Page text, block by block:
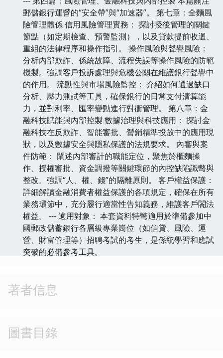
郵儲銀行運營的“安全帶”與“加速器”。 第七章：全麵風
險管理體係 信用風險管理實務： 探討授後管理的關鍵
節點（如定期檢查、預警監測），以及貸款提前收迴、
重組的法律程序和操作指引。 操作風險與聲譽風險：
分析內部欺詐、係統故障、流程失誤等操作風險的防範
機製。強調客戶投訴處理與危機公關在維護銀行聲譽中
的作用。 流動性與市場風險監控： 介紹如何通過缺口
分析、壓力測試等工具，確保銀行的日常支付清算能
力，並對利率、匯率變動進行對衝管理。 第八章：金
融科技賦能與內部控製 數據治理與科技應用： 探討金
融科技在反欺詐、智能審批、營銷精準投放中的應用現
狀，以及數據安全與隱私保護的法規要求。 內審與案
件防範： 闡述內部審計的職能定位，聚焦於櫃麵操
作、授權審批、資金調撥等關鍵環節的內控缺陷識彆與
整改。強調“人、權、錢”的隔離原則。 客戶權益保護：
詳細解讀金融消費者權益保護的各項規定，確保在所有
業務環節中，充分履行適當性告知義務，維護客戶閤法
權益。 --- 適用對象： 本套資料特彆適用於準備參加中
國郵政儲蓄銀行各層級專業崗位（如信貸、風險、運
營、財富管理等）招聘考試的考生，是係統學習和應試
突破的必備參考工具。
著者信息
圖書目錄